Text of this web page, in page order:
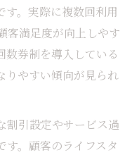
す。実際に複数回利用
客満足度が向上しやす
数券制を導入している
りやすい傾向が見られ
割引設定やサービス過
す。顧客のライフスタ